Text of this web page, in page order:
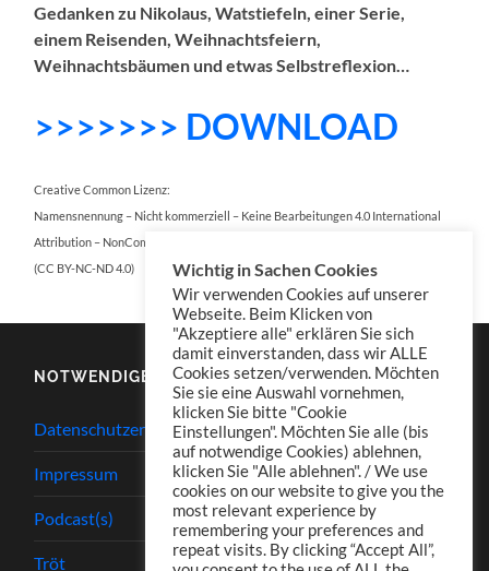
Gedanken zu Nikolaus, Watstiefeln, einer Serie,
einem Reisenden, Weihnachtsfeiern,
Weihnachtsbäumen und etwas Selbstreflexion…
>>>>>>> DOWNLOAD
Creative Common Lizenz:
Namensnennung – Nicht kommerziell – Keine Bearbeitungen 4.0 International
Attribution – NonCommercial – NoDerivatives 4.0 International
(CC BY-NC-ND 4.0)
NOTWENDIGES
Datenschutzerklärung
Impressum
Podcast(s)
Tröt
Wichtig in Sachen Cookies
Wir verwenden Cookies auf unserer
Webseite. Beim Klicken von
"Akzeptiere alle" erklären Sie sich
damit einverstanden, dass wir ALLE
Cookies setzen/verwenden. Möchten
Sie sie eine Auswahl vornehmen,
klicken Sie bitte "Cookie
Einstellungen". Möchten Sie alle (bis
auf notwendige Cookies) ablehnen,
klicken Sie "Alle ablehnen". / We use
cookies on our website to give you the
most relevant experience by
remembering your preferences and
repeat visits. By clicking “Accept All”,